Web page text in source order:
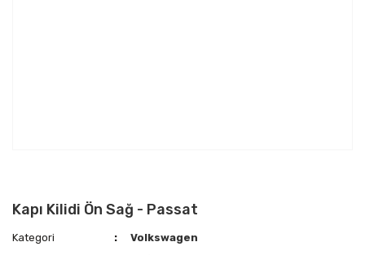
Kapı Kilidi Ön Sağ - Passat
Kategori
Volkswagen